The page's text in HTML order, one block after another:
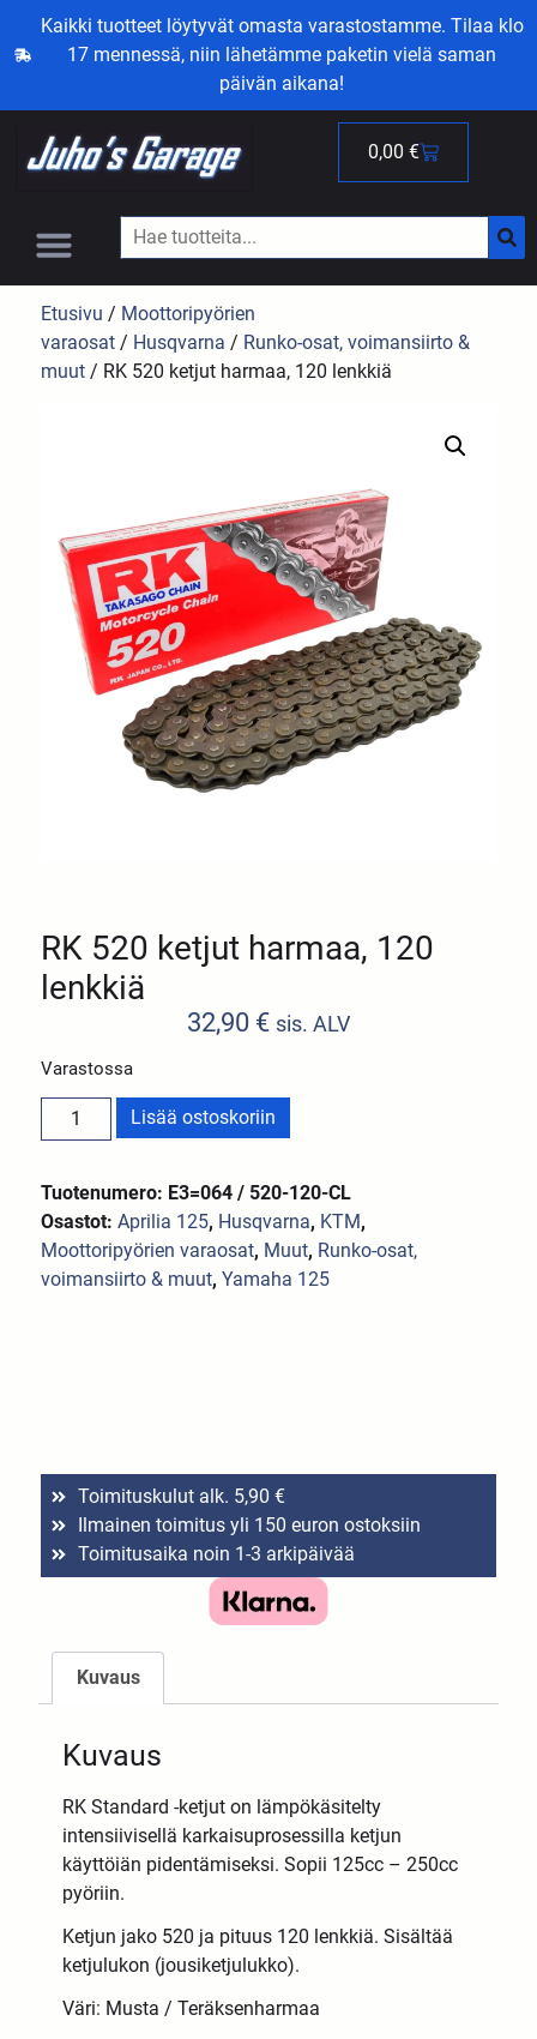
Kaikki tuotteet löytyvät omasta varastostamme. Tilaa klo
17 mennessä, niin lähetämme paketin vielä saman
päivän aikana!
0,00 €
Etusivu / Moottoripyörien
varaosat / Husqvarna / Runko-osat, voimansiirto &
muut / RK 520 ketjut harmaa, 120 lenkkiä
RK 520 ketjut harmaa, 120
lenkkiä
32,90 € sis. ALV
Varastossa
Lisää ostoskoriin
Tuotenumero: E3=064 / 520-120-CL
Osastot:Aprilia 125, Husqvarna, KTM,
Moottoripyörien varaosat, Muut, Runko-osat,
voimansiirto & muut,Yamaha 125
Toimituskulut alk. 5,90 €
Ilmainen toimitus yli 150 euron ostoksiin
Toimitusaika noin 1-3 arkipäivää
Kuvaus
Kuvaus
RK Standard -ketjut on lämpökäsitelty
intensiivisellä karkaisuprosessilla ketjun
käyttöiän pidentämiseksi. Sopii 125cc – 250cc
pyöriin.
Ketjun jako 520 ja pituus 120 lenkkiä. Sisältää
ketjulukon (jousiketjulukko).
Väri: Musta / Teräksenharmaa